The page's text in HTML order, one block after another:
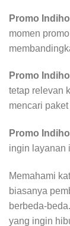
Promo
momen
Promo
tetap relevan
mencari
Promo
ingin layanan
Memahami
biasanya
berbeda-
yang ingin